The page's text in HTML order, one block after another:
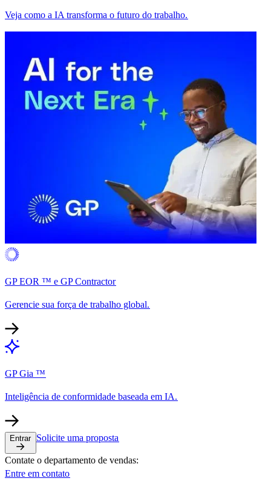
Veja como a IA transforma o futuro do trabalho.​​
GP EOR ™ e GP Contractor​​
Gerencie sua força de trabalho global.​​
GP Gia ™​​
Inteligência de conformidade baseada em IA.​​
Entrar​​ Solicite uma proposta​​
Contate o departamento de vendas:​​
Entre em contato​​